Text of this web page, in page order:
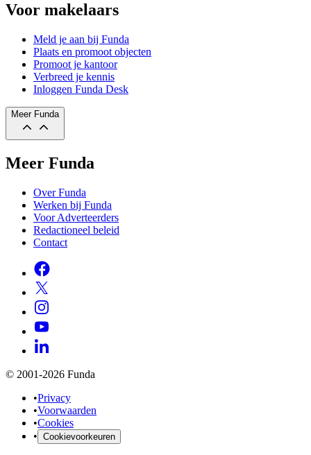
Voor makelaars
Meld je aan bij Funda
Plaats en promoot objecten
Promoot je kantoor
Verbreed je kennis
Inloggen Funda Desk
Meer Funda
Meer Funda
Over Funda
Werken bij Funda
Voor Adverteerders
Redactioneel beleid
Contact
© 2001-2026 Funda
•Privacy
•Voorwaarden
•Cookies
• Cookievoorkeuren